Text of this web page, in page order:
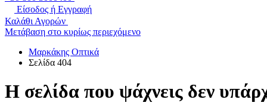
Είσοδος ή Εγγραφή
Καλάθι Αγορών
Μετάβαση στο κυρίως περιεχόμενο
Μαρκάκης Οπτικά
Σελίδα 404
Η σελίδα που ψάχνεις δεν